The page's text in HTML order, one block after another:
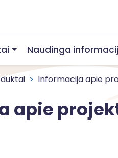
Naudinga
Informacija apie
apie